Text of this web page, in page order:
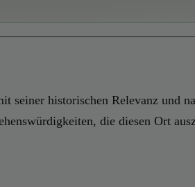
seiner historischen Relevanz und
die diesen Ort